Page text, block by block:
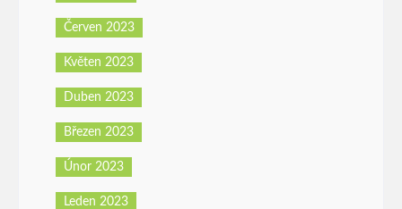
Červen 2023
Květen 2023
Duben 2023
Březen 2023
Únor 2023
Leden 2023